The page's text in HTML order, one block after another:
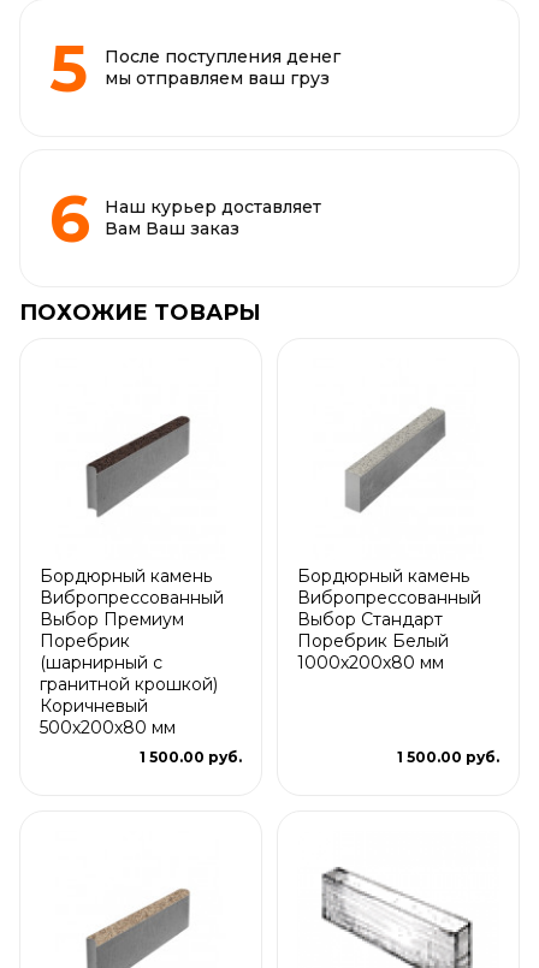
После поступления денег
мы отправляем ваш груз
Наш курьер доставляет
Вам Ваш заказ
ПОХОЖИЕ ТОВАРЫ
Бордюрный камень
Вибропрессованный
Выбор Премиум
Поребрик
(шарнирный с
гранитной крошкой)
Коричневый
500х200х80 мм
1 500.00 руб.
Бордюрный камень
Вибропрессованный
Выбор Стандарт
Поребрик Белый
1000х200х80 мм
1 500.00 руб.